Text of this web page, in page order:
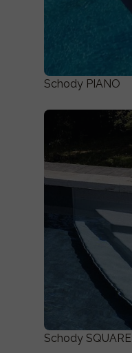
Schody PIANO
Schody SQUARE